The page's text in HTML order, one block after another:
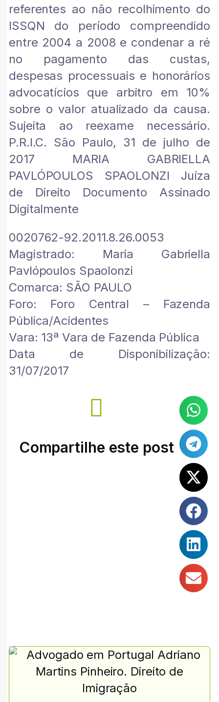
referentes ao não recolhimento do
ISSQN do período compreendido
entre 2004 a 2008 e condenar a ré
no pagamento das custas,
despesas processuais e honorários
advocatícios que arbitro em 10%
sobre o valor atualizado da causa.
Sujeita ao reexame necessário.
P.R.I.C. São Paulo, 31 de julho de
2017 MARIA GABRIELLA
PAVLÓPOULOS SPAOLONZI Juíza
de Direito Documento Assinado
Digitalmente
0020762-92.2011.8.26.0053
Magistrado: Maria Gabriella
Pavlópoulos Spaolonzi
Comarca: SÃO PAULO
Foro: Foro Central – Fazenda
Pública/Acidentes
Vara: 13ª Vara de Fazenda Pública
Data de Disponibilização:
31/07/2017
Compartilhe este post